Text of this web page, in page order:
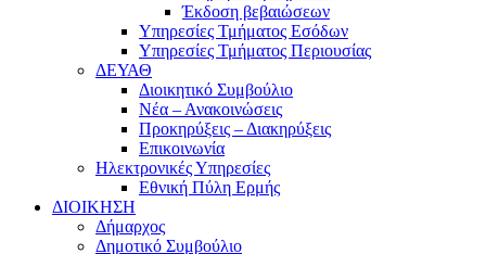
Έκδοση βεβαιώσεων
Υπηρεσίες Τμήματος Εσόδων
Υπηρεσίες Τμήματος Περιουσίας
ΔΕΥΑΘ
Διοικητικό Συμβούλιο
Νέα – Ανακοινώσεις
Προκηρύξεις – Διακηρύξεις
Επικοινωνία
Ηλεκτρονικές Υπηρεσίες
Εθνική Πύλη Ερμής
ΔΙΟΙΚΗΣΗ
Δήμαρχος
Δημοτικό Συμβούλιο